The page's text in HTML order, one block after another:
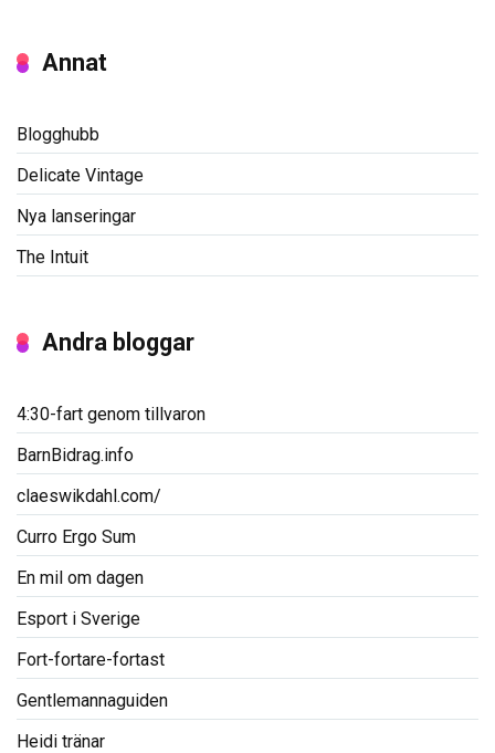
Annat
Blogghubb
Delicate Vintage
Nya lanseringar
The Intuit
Andra bloggar
4:30-fart genom tillvaron
BarnBidrag.info
claeswikdahl.com/
Curro Ergo Sum
En mil om dagen
Esport i Sverige
Fort-fortare-fortast
Gentlemannaguiden
Heidi tränar